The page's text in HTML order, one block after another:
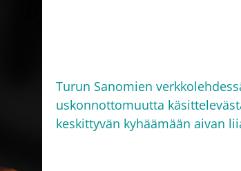
Turun Sanomien
uskonnottomuutta
keskittyvän kyhäämään aivan